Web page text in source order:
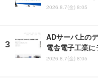
2026.8.7(金) 8:05
ADサーバ上の
電舎電子工業に
2026.8.7(金) 8:05